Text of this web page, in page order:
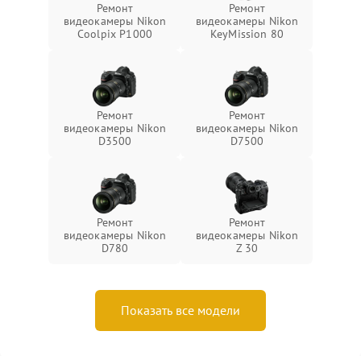
Ремонт
видеокамеры Nikon
Coolpix P1000
Ремонт
видеокамеры Nikon
KeyMission 80
Ремонт
видеокамеры Nikon
D3500
Ремонт
видеокамеры Nikon
D7500
Ремонт
видеокамеры Nikon
D780
Ремонт
видеокамеры Nikon
Z 30
Показать все модели